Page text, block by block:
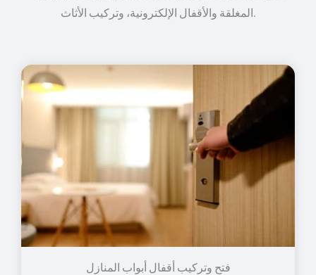
فتح وتركيب أقفال أبواب المنازل